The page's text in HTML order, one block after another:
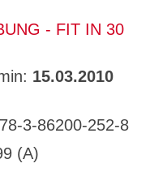
- FIT IN 30
15.03.2010
3-86200-252-8
(A)